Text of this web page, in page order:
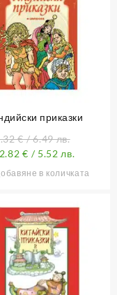
приказки
€/ 6.49 лв.
2.82€ / 5.52 лв.
в количката